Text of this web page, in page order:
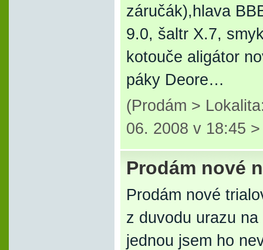
záručák),hlava
9.0, šaltr X.7,
kotouče aligátor
páky Deore…
(Prodám >
06. 2008 v 18:45
Prodám nové
Prodám nové
z duvodu urazu
jednou jsem ho